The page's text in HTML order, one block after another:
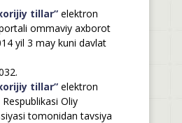
tillar”elektron
ommaviy axborot
yil 3 may kuni davlat
tillar”elektron
Oliy
tomonidan tavsiya